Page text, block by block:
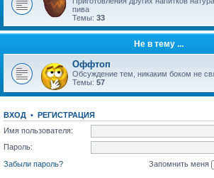
пива
Темы: 33
Не в тему ...
Оффтоп
Обсуждение тем, никаким боком не
Темы: 57
ВХОД • РЕГИСТРАЦИЯ
Имя пользователя:
Пароль:
Забыли пароль?
Запомнить меня